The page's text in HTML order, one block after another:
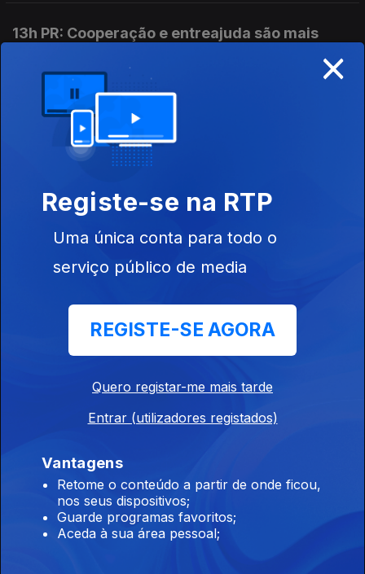
13h PR: Cooperação e entreajuda são mais
08 ago. 2026
12h Aeronave cai no Aeródromo de Portimão.
Piloto morreu
mortos começou com beata
envio do diploma ao TC
09h Saúde pública em Ceuta: Médicos pedem
intervenção urgente
08 ago. 2026
×
Registe-se na RTP
Uma única conta para todo o
serviço público de media
REGISTE-SE AGORA
Quero registar-me mais tarde
Entrar (utilizadores registados)
Vantagens
Retome o conteúdo a partir de onde ficou,
nos seus dispositivos;
Guarde programas favoritos;
Aceda à sua área pessoal;